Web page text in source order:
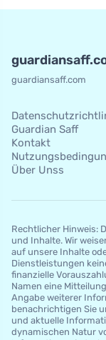
guardiansaff.com
Guardian Saff
Kontakt
Über Unss
Rechtlicher Hinweis:
und Inhalte. Wir
auf unsere Inhalte
Dienstleistungen
finanzielle
Namen eine
Angabe weiterer
benachrichtigen Sie
und aktuelle
dynamischen Natur